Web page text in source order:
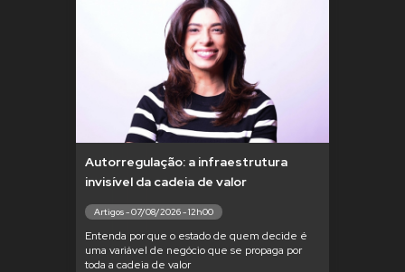
Autorregulação: a infraestrutura
invisível da cadeia de valor
Artigos - 07/08/2026 - 12h00
Entenda por que o estado de quem decide é
uma variável de negócio que se propaga por
toda a cadeia de valor